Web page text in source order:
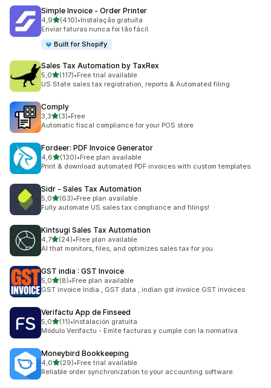
Simple Invoice ‑ Order Printer
4,9de 5 estrelas
(410)
410 total de avaliações
•Instalação gratuita
Enviar faturas nunca foi tão fácil.
Built for Shopify
Sales Tax Automation by TaxRex
5,0de 5 estrelas
(117)
117 total de avaliações
•Free trial available
US State sales tax registration, reports & Automated filing
Comply
3,3de 5 estrelas
(3)
3 total de avaliações
•Free
Automatic fiscal compliance for your POS store
Fordeer: PDF Invoice Generator
4,6de 5 estrelas
(130)
130 total de avaliações
•Free plan available
Print & download automated PDF invoices with custom templates.
Sidr ‑ Sales Tax Automation
5,0de 5 estrelas
(63)
63 total de avaliações
•Free plan available
Fully automate US sales tax compliance and filings!
Kintsugi Sales Tax Automation
4,7de 5 estrelas
(24)
24 total de avaliações
•Free plan available
AI that monitors, files, and optimizes sales tax for you.
GST india : GST Invoice
5,0de 5 estrelas
(8)
8 total de avaliações
•Free plan available
GST invoice India , GST data , indian gst invoice GST invoices
Verifactu App de Finseed
5,0de 5 estrelas
(11)
11 total de avaliações
•Instalación gratuita
Módulo Verifactu - Emite facturas y cumple con la normativa
Moneybird Bookkeeping
4,0de 5 estrelas
(29)
29 total de avaliações
•Free trial available
Reliable order synchronization to your accounting software.